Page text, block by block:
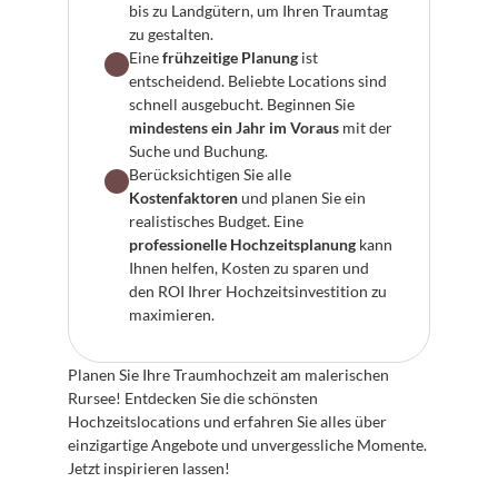
bis zu Landgütern, um Ihren Traumtag
zu gestalten.
Eine frühzeitige Planung ist
entscheidend. Beliebte Locations sind
mindestens ein Jahr im Voraus mit der
Suche und Buchung.
Kostenfaktoren und planen Sie ein
professionelle Hochzeitsplanung kann
Ihnen helfen, Kosten zu sparen und
den ROI Ihrer Hochzeitsinvestition zu
maximieren.
Planen Sie Ihre Traumhochzeit am malerischen
Rursee! Entdecken Sie die schönsten
Hochzeitslocations und erfahren Sie alles über
einzigartige Angebote und unvergessliche Momente.
Jetzt inspirieren lassen!